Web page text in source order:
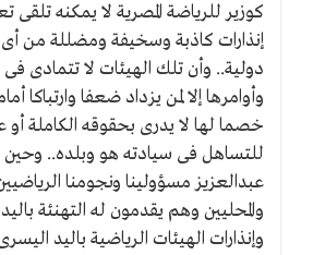
كوزير للرياضة المصرية لا يمكنه تلقى
إنذارات كاذبة وسخيفة ومضللة من أى
دولية.. وأن تلك الهيئات لا تتمادى
وأوامرها إلا لمن يزداد ضعفا وارتباكا
خصما لها لا يدرى بحقوقه الكاملة أو
للتساهل فى سيادته هو وبلده..
عبدالعزيز مسؤولينا ونجومنا الرياضيين
والمحليين وهم يقدمون له التهنئة
وإنذارات الهيئات الرياضية باليد